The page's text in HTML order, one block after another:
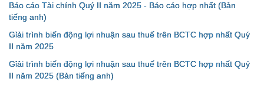
Báo cáo Tài chính Quý II năm 2025 - Báo cáo hợp nhất (Bản
tiếng anh)
Gỉải trình biến động lợi nhuận sau thuế trên BCTC hợp nhất Quý
II năm 2025
Gỉải trình biến động lợi nhuận sau thuế trên BCTC hợp nhất Quý
II năm 2025 (Bản tiếng anh)